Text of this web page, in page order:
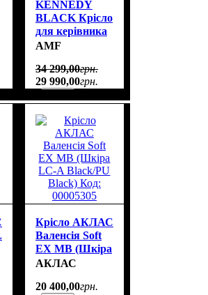
KENNEDY
BLACK Крісло
для керівника
Код товару:
AMF
34 299,00грн.
29 990,00грн.
Крісло АКЛАС
Валенсія Soft
EX MB (Шкіра
LC-A Black/PU
00005305
АКЛАС
20 400,00грн.